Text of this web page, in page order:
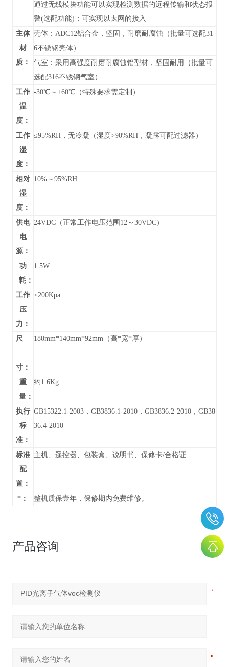
通过无线模块功能可以实现检测数据的远程传输和状态报
警(选配功能)；可实现以太网的接入
主体
材
质：
壳体：ADC12铝合金，坚固，耐磨耐腐蚀（批量可选配31
6不锈钢壳体）
气室：采用高强度耐磨耐腐蚀铝型材，坚固耐用（批量可
选配316不锈钢气室）
工作
温
度：
-30℃～+60℃（特殊要求需定制）
工作
湿
度：
≤95%RH，无冷凝（湿度>90%RH，凝露可配过滤器）
相对
湿
度：
10%～95%RH
供电
电
源：
24VDC（正常工作电压范围12～30VDC）
功
耗：
1.5W
工作
压
力：
≤200Kpa
尺
寸：
180mm*140mm*92mm（高*宽*厚）
重
量：
约1.6Kg
执行
标
准：
GB15322.1-2003，GB3836.1-2010，GB3836.2-2010，GB38
36.4-2010
标准
配
置：
主机、遥控器、包装盒、说明书、保修卡/合格证
*： 整机质保壹年，保修期内免费维修。
产品咨询